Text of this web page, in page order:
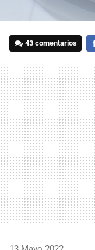
43 comentarios